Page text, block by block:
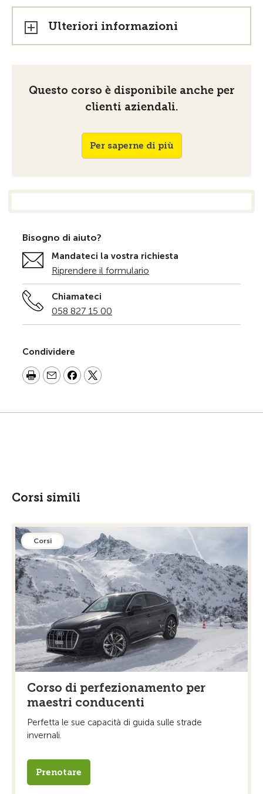
Ulteriori informazioni
Questo corso è disponibile anche per
clienti aziendali.
Per saperne di più
Bisogno di aiuto?
Mandateci la vostra richiesta
Riprendere il formulario
Chiamateci
058 827 15 00
Condividere
Corsi simili
Corsi
Corso di perfezionamento per
maestri conducenti
Perfetta le sue capacità di guida sulle strade
invernali.
Prenotare